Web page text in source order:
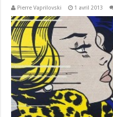
Pierre Vaprilovski 1 avril 2013